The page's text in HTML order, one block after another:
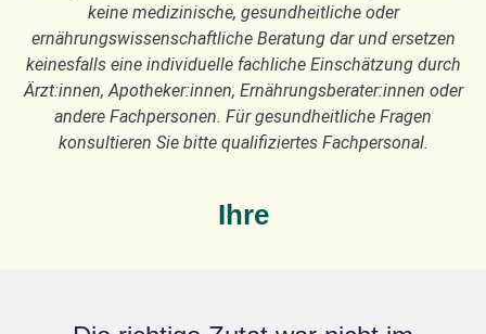
keine medizinische, gesundheitliche oder
ernährungswissenschaftliche Beratung dar und ersetzen
keinesfalls eine individuelle fachliche Einschätzung durch
Ärzt:innen, Apotheker:innen, Ernährungsberater:innen oder
andere Fachpersonen. Für gesundheitliche Fragen
konsultieren Sie bitte qualifiziertes Fachpersonal.
Ihre